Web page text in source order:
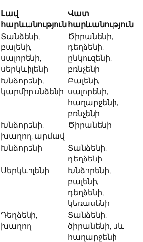
Լավ
հարևանություն
Վատ
հարևանություն
Տանձենի,
բալենի,
սալորենի,
սերկևիլենի
Ծիրանենի,
դեղձենի,
ընկուզենի,
բռնչենի
Խնձորենի,
կարմիր սնձենի
Բալենի,
սալորենի,
հաղարջենի,
բռնչենի
Խնձորենի,
խաղող, արմավ
Ծիրանենի
Խնձորենի
Տանձենի,
դեղձենի
Սերկևիլենի
Խնձորենի,
բալենի,
դեղձենի,
կեռասենի
Դեղձենի,
խաղող
Տանձենի,
ծիրանենի, սև
հաղարջենի